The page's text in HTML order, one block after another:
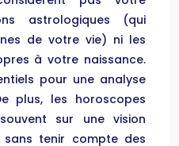
astrologiques (qui
de votre vie) ni les
à votre naissance.
pour une analyse
plus, les horoscopes
sur une vision
sans tenir compte des